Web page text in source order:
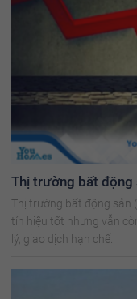
Thị trường bất động
Thị trường bất động sản
tín hiệu tốt nhưng vẫn
lý, giao dịch hạn chế.